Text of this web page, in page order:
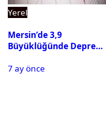
Yerel
Mersin’de 3,9
Büyüklüğünde Deprem
7 ay önce